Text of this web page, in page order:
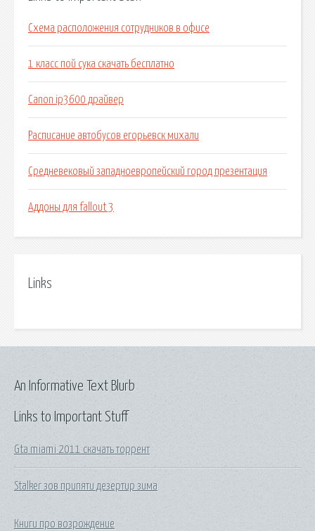
Схема расположения сотрудников в офисе
1 класс пой сука скачать бесплатно
Canon ip3600 драйвер
Расписание автобусов егорьевск михали
Средневековый западноевропейский город презентация
Аддоны для fallout 3
Links
Links to Important Stuff
Gta miami 2011 скачать торрент
Stalker зов припяти дезертир зима
Книги про возрождение
An Informative Text Blurb